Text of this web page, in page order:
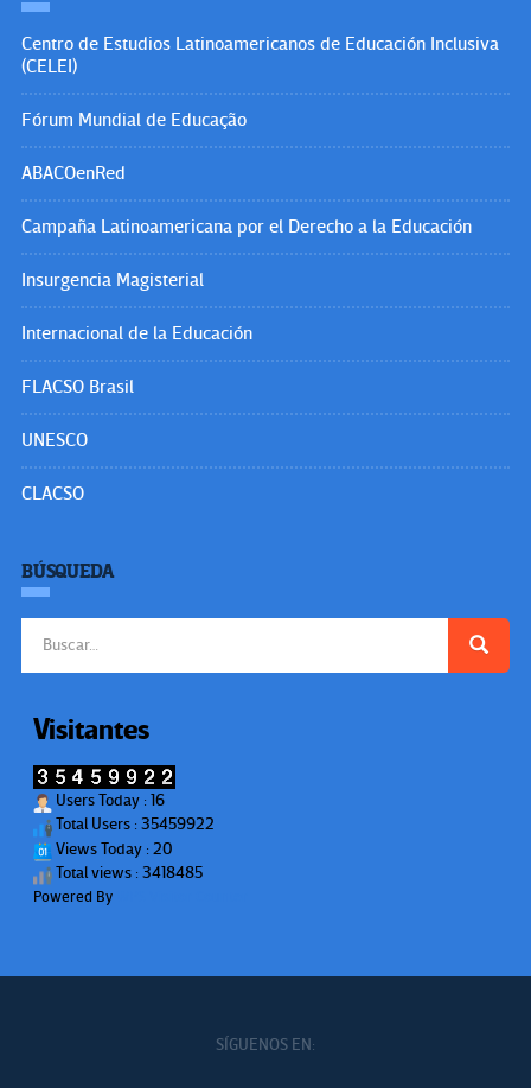
Centro de Estudios Latinoamericanos de Educación Inclusiva
(CELEI)
Fórum Mundial de Educação
ABACOenRed
Campaña Latinoamericana por el Derecho a la Educación
Insurgencia Magisterial
Internacional de la Educación
FLACSO Brasil
UNESCO
CLACSO
BÚSQUEDA
Visitantes
Users Today : 16
Total Users : 35459922
Views Today : 20
Total views : 3418485
Powered By
SÍGUENOS EN: